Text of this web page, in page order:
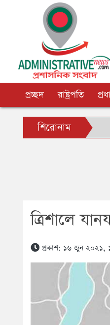
প্রচ্ছদ রাষ্ট্রপতি
শিরোনাম
ত্রিশালে
প্রকাশ: ১৬ জুন ২০২১,